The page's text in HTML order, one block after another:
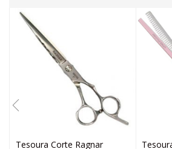
Tesoura Corte Ragnar